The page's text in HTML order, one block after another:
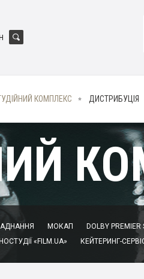
КОМПЛЕКС ДИСТРИБУЦІЯ
МОКАП DOLBY PREMIER
«FILM.UA» КЕЙТЕРИНГ-